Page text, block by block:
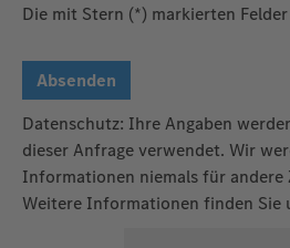
Die mit Stern (*) markierten
Absenden
Datenschutz: Ihre Angaben
dieser Anfrage verwendet. Wir
Informationen niemals für andere
Weitere Informationen finden Sie